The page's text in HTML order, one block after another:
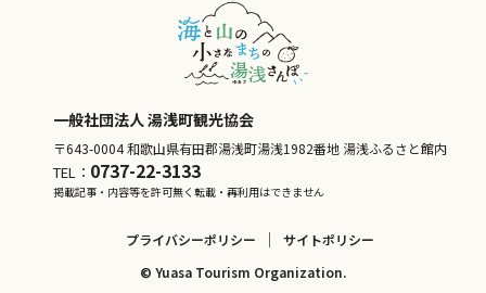
一般社団法人 湯浅町観光協会
〒643-0004 和歌山県有田郡湯浅町湯浅1982番地 湯浅ふるさと館内
TEL： 0737-22-3133
掲載記事・内容等を許可無く転載・再利用はできません
プライバシーポリシー
サイトポリシー
© Yuasa Tourism Organization.